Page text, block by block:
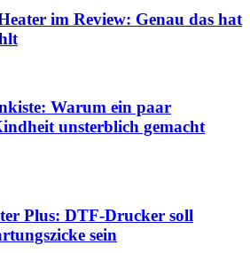
im Review: Genau das hat
Warum ein paar
unsterblich gemacht
Plus: DTF-Drucker soll
sein